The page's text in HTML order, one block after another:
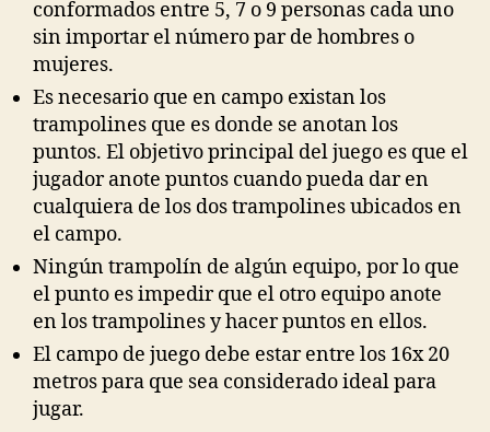
conformados entre 5, 7 o 9 personas cada uno
sin importar el número par de hombres o
mujeres.
Es necesario que en campo existan los
trampolines que es donde se anotan los
puntos. El objetivo principal del juego es que el
jugador anote puntos cuando pueda dar en
cualquiera de los dos trampolines ubicados en
el campo.
Ningún trampolín de algún equipo, por lo que
el punto es impedir que el otro equipo anote
en los trampolines y hacer puntos en ellos.
El campo de juego debe estar entre los 16x 20
metros para que sea considerado ideal para
jugar.